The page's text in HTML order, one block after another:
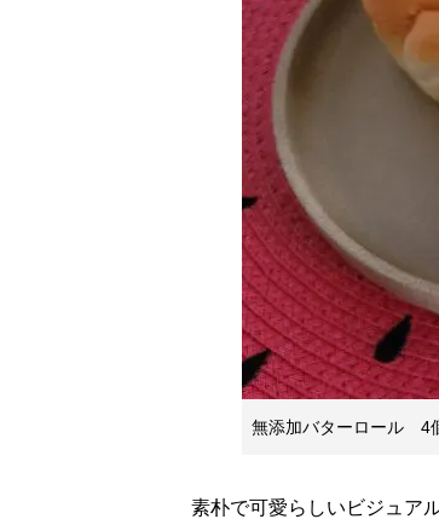
無添加バターロール 4
素朴で可愛らしいビジュア